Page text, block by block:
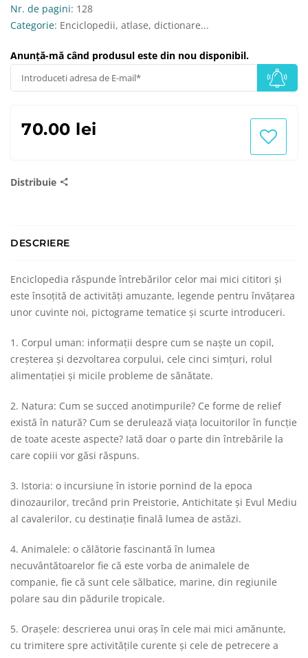
Nr. de pagini: 128
Categorie: Enciclopedii, atlase, dictionare...
Anunță-mă când produsul este din nou disponibil.
70.00 lei
Distribuie
DESCRIERE
Enciclopedia răspunde întrebărilor celor mai mici cititori şi
este însoţită de activităţi amuzante, legende pentru învăţarea
unor cuvinte noi, pictograme tematice şi scurte introduceri.
1. Corpul uman: informaţii despre cum se naşte un copil,
creşterea şi dezvoltarea corpului, cele cinci simţuri, rolul
alimentaţiei şi micile probleme de sănătate.
2. Natura: Cum se succed anotimpurile? Ce forme de relief
există în natură? Cum se derulează viaţa locuitorilor în funcţie
de toate aceste aspecte? Iată doar o parte din întrebările la
care copiii vor găsi răspuns.
3. Istoria: o incursiune în istorie pornind de la epoca
dinozaurilor, trecând prin Preistorie, Antichitate şi Evul Mediu
al cavalerilor, cu destinaţie finală lumea de astăzi.
4. Animalele: o călătorie fascinantă în lumea
necuvântătoarelor fie că este vorba de animalele de
companie, fie că sunt cele sălbatice, marine, din regiunile
polare sau din pădurile tropicale.
5. Oraşele: descrierea unui oraş în cele mai mici amănunte,
cu trimitere spre activităţile curente şi cele de petrecere a